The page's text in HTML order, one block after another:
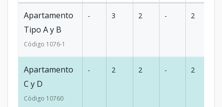
Apartamento
Tipo A y B
Código 1076-1
- 3 2 - 2
Apartamento
C y D
Código 10760
- 2 2 - 2